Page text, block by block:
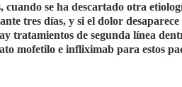
se ha descartado otra
tres días, y si el dolor desaparece
tratamientos de segunda línea
mofetilo e infliximab para estos